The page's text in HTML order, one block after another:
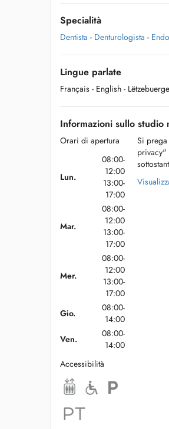
Specialità
Dentista - Denturologista -
Lingue parlate
Français - English -
Informazioni sullo studio
Orari di apertura
Lun.
08:00-
12:00
13:00-
17:00
Mar.
08:00-
12:00
13:00-
17:00
Mer.
08:00-
12:00
13:00-
17:00
Gio.
08:00-
14:00
Ven.
08:00-
14:00
Accessibilità
Si
privacy"